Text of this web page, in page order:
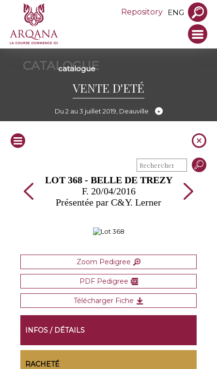
Repository ENG
CATALOGUE
catalogue
VENTE D'ETÉ
Du 2 au 3 juillet 2019, Deauville
LOT 368 - BELLE DE TREZY
F. 20/04/2016
Présentée par C&Y. Lerner
Zoom Pedigree
PDF Pedigree
Télécharger Fiche
INFOS / DÉTAILS
RACHETÉ